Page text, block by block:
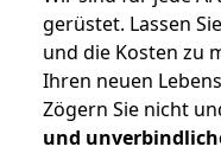
gerüstet. Lassen
und die Kosten zu
Ihren neuen
Zögern Sie nicht
und